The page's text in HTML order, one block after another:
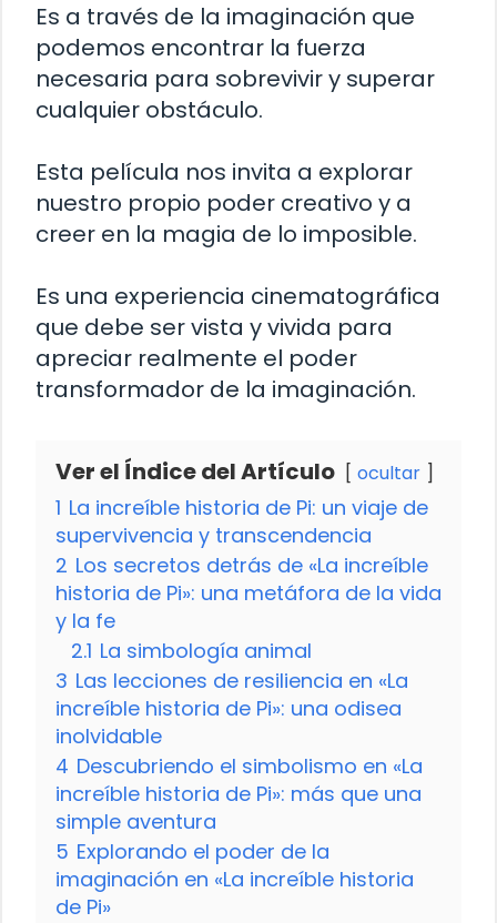
Es a través de la imaginación que
podemos encontrar la fuerza
necesaria para sobrevivir y superar
cualquier obstáculo.
Esta película nos invita a explorar
nuestro propio poder creativo y a
creer en la magia de lo imposible.
Es una experiencia cinematográfica
que debe ser vista y vivida para
apreciar realmente el poder
transformador de la imaginación.
Ver el Índice del Artículo ocultar
1 La increíble historia de Pi: un viaje de
supervivencia y transcendencia
2 Los secretos detrás de «La increíble
historia de Pi»: una metáfora de la vida
y la fe
2.1 La simbología animal
3 Las lecciones de resiliencia en «La
increíble historia de Pi»: una odisea
inolvidable
4 Descubriendo el simbolismo en «La
increíble historia de Pi»: más que una
simple aventura
5 Explorando el poder de la
imaginación en «La increíble historia
de Pi»